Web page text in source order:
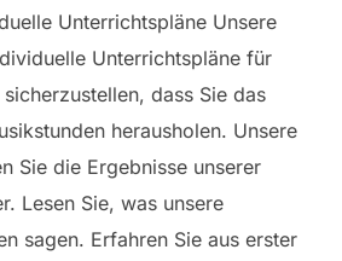
Unterrichtspläne Unsere
Unterrichtspläne für
dass Sie das
herausholen. Unsere
Sie die Ergebnisse unserer
Lesen Sie, was unsere
sagen. Erfahren Sie aus erster